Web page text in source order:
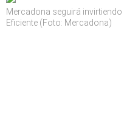
Mercadona seguirá
Eficiente (Foto: Mercadona)